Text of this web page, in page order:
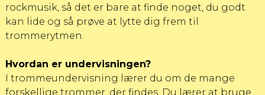
rockmusik, så det er bare at finde noget, du godt
kan lide og så prøve at lytte dig frem til
trommerytmen.
Hvordan er undervisningen?
I trommeundervisning lærer du om de mange
forskellige trommer, der findes. Du lærer at bruge